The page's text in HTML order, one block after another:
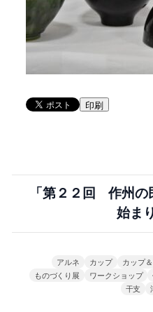
印刷
「第２２回 作州の
始ま
アルネ カップ カップ
ものづくり展
ワークショップ
干支